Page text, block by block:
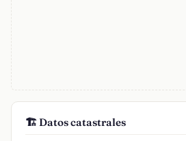
🏗️ Datos catastrales